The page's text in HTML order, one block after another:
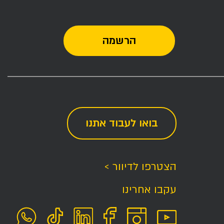
בואו לעבוד אתנו
הצטרפו לדיוור >
עקבו אחרינו